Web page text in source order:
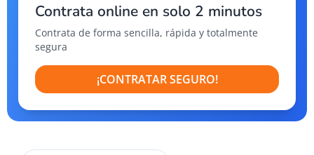
Contrata online en solo 2 minutos
Contrata de forma sencilla, rápida y totalmente
segura
¡CONTRATAR SEGURO!